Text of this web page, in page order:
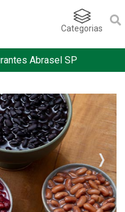
Categorias
Abrasel SP